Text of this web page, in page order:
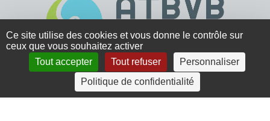
4 rue Crec’h-Ugen
22810 Belle Isle en Terre
Ce site utilise des cookies et vous donne le contrôle sur
ceux que vous souhaitez activer
Tout accepter
Tout refuser
Personnaliser
Politique de confidentialité